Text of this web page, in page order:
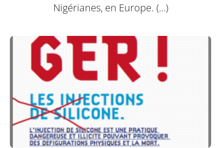
Nigérianes, en Europe. (…)